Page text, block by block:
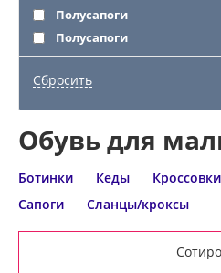
Полусапоги
Полусапоги
Обувь для
Ботинки Кеды Кроссовки
Сапоги
Сланцы/кроксы